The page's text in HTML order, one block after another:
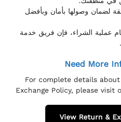
لضمان وصولها بأمان وبأفضل
عملية الشراء، فإن فريق خدمة
Need More
For complete details
Exchange Policy, please visit
View Return &